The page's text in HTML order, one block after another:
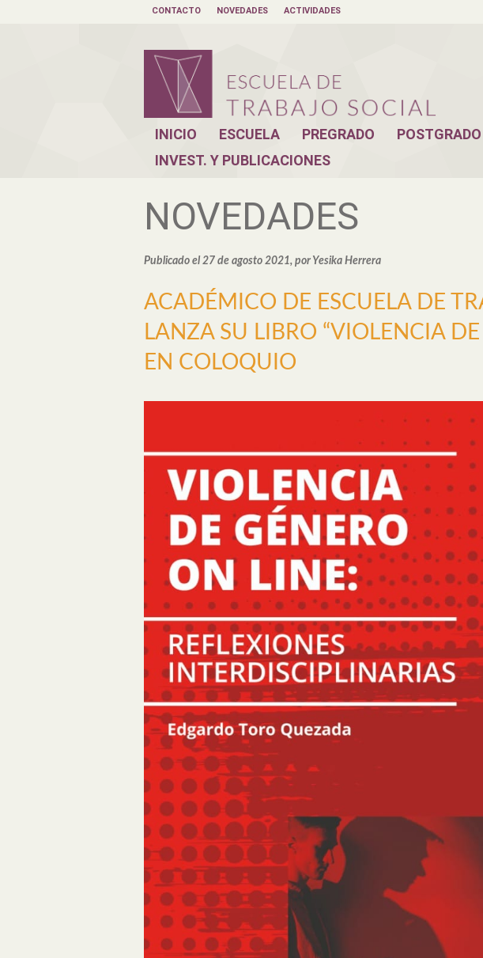
CONTACTO NOVEDADES ACTIVIDADES
INICIO ESCUELA PREGRADO POSTGRADO
INVEST. Y PUBLICACIONES
NOVEDADES
Publicado el 27 de agosto 2021, por Yesika Herrera
ACADÉMICO DE ESCUELA DE
LANZA SU LIBRO “VIOLENCIA
EN COLOQUIO